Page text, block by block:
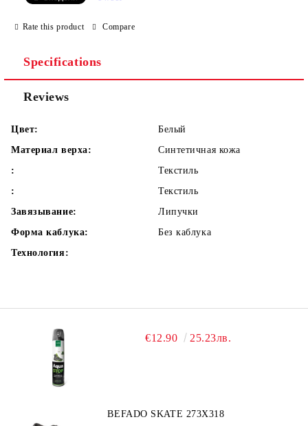
Rate this product Compare
Specifications
Reviews
Цвет:
Белый
Материал верха:
Синтетичная кожа
:
Текстиль
:
Текстиль
Завязывание:
Липучки
Форма каблука:
Без каблука
Технология:
€12.90 25.23лв.
BEFADO SKATE 273X318